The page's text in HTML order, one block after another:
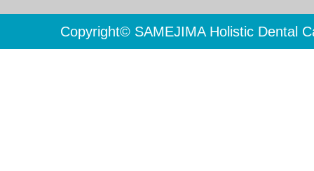
Copyright© SAMEJIMA Holistic Dental